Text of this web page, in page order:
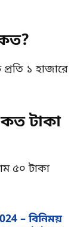
১ হাজারে
টাকা
৫০ টাকা
– বিনিময়